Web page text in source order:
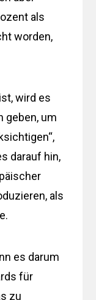
als
worden,
wird es
geben, um
darauf hin,
als
es darum
für
zu